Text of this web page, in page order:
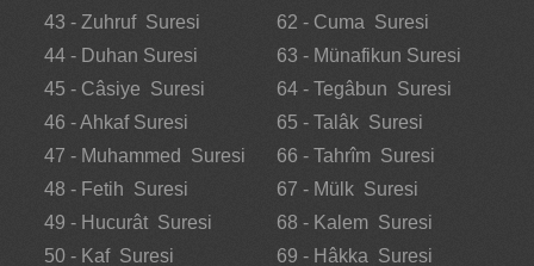
43 - Zuhruf Suresi
44 - Duhan Suresi
45 - Câsiye Suresi
46 - Ahkaf Suresi
47 - Muhammed Suresi
48 - Fetih Suresi
49 - Hucurât Suresi
50 - Kaf Suresi
62 - Cuma Suresi
63 - Münafikun Suresi
64 - Tegâbun Suresi
65 - Talâk Suresi
66 - Tahrîm Suresi
67 - Mülk Suresi
68 - Kalem Suresi
69 - Hâkka Suresi